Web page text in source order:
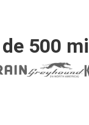
500